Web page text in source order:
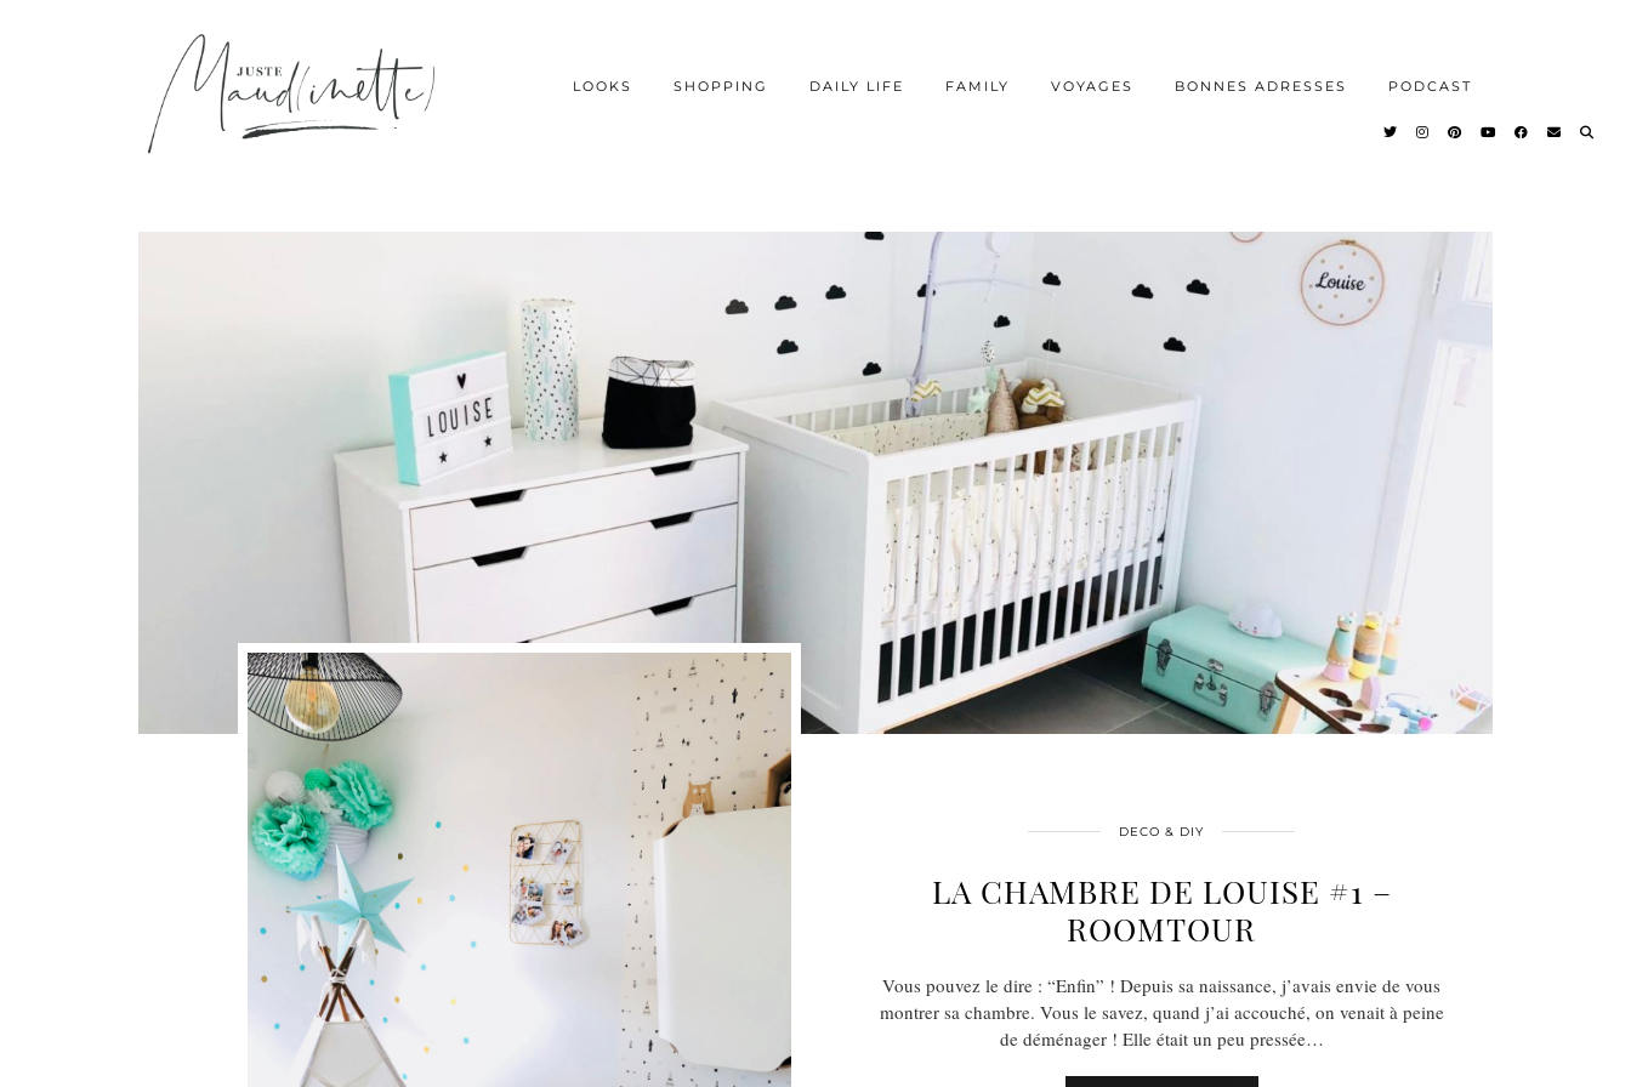
LOOKS SHOPPING DAILY LIFE FAMILY VOYAGES BONNES ADRESSES PODCAST
DECO & DIY
LA CHAMBRE DE LOUISE #1 –
ROOMTOUR
Vous pouvez le dire : “Enfin” ! Depuis sa naissance, j’avais envie de vous
montrer sa chambre. Vous le savez, quand j’ai accouché, on venait à peine
de déménager ! Elle était un peu pressée…